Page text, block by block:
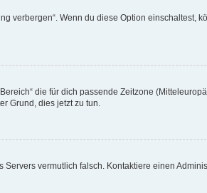
verbergen“. Wenn du diese Option einschaltest,
die für dich passende Zeitzone
Grund, dies jetzt zu tun.
vermutlich falsch. Kontaktiere einen